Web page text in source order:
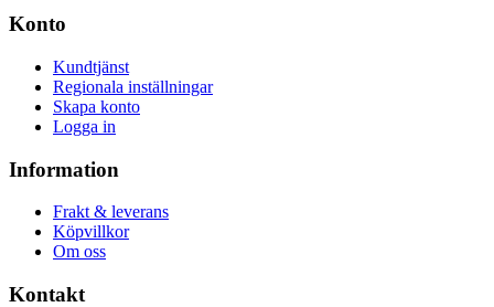
Konto
Kundtjänst
Regionala inställningar
Skapa konto
Logga in
Information
Frakt & leverans
Köpvillkor
Om oss
Kontakt